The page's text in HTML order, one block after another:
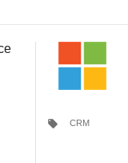
local_offer CRM